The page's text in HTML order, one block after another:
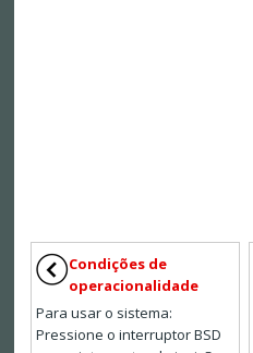
Condições de
operacionalidade
Para usar o sistema:
Pressione o interruptor BSD